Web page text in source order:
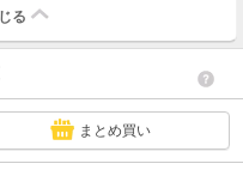
る
まとめ買い